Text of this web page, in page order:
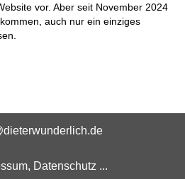
vor. Aber seit November 2024
auch nur ein einziges
Datenschutz ...